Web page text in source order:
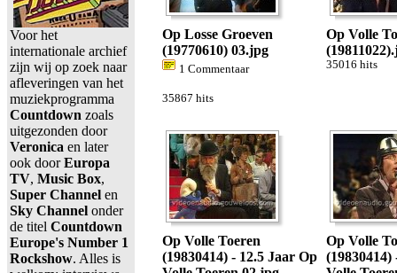
Voor het
internationale archief
zijn wij op zoek naar
afleveringen van het
muziekprogramma
Countdown zoals
uitgezonden door
Veronica en later
ook doorEuropa
TV, Music Box,
Super Channel en
Sky Channel onder
de titel Countdown
Europe's Number 1
Rockshow. Alles is
Op Losse Groeven
(19770610) 03.jpg
1 Commentaar
35867 hits
Op Volle
35016 hits
Op Volle Toeren
(19830414) - 12.5 Jaar Op
Op Volle